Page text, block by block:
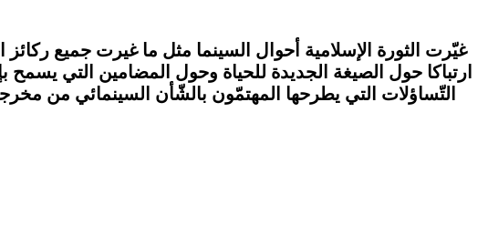
ارتباكا حول الصيغة الجديدة للحياة وحول المضامين التي
التّساؤلات التي يطرحها المهتمّون بالشّأن السينمائي من